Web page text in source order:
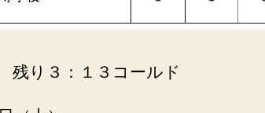
残り３：１３コールド